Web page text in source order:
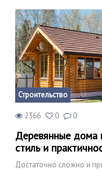
Строительство
2366 0 0
Деревянные дома
стиль и
Достаточно сложно и